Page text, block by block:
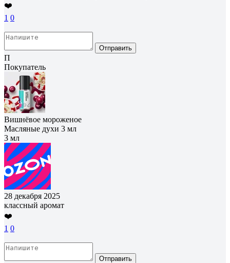
❤️
1 0
Отправить
П
Покупатель
Вишнёвое мороженое
Масляные духи 3 мл
3 мл
28 декабря 2025
классный аромат
❤️
1 0
Отправить